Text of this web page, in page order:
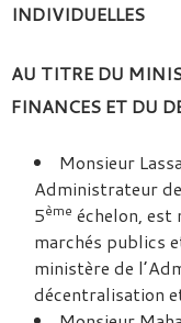
INDIVIDUELLES
AU TITRE DU
FINANCES ET DU
Monsieur
Administrateur
5ème échelon, est
marchés publics
ministère de
décentralisation